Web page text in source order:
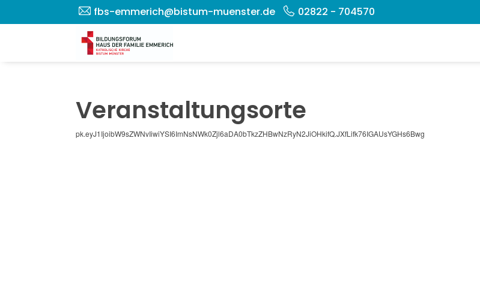
fbs-emmerich@bistum-muenster.de 02822 - 704570
Veranstaltungsorte
pk.eyJ1IjoibW9sZWNvIiwiYSI6ImNsNWk0Zjl6aDA0bTkzZHBwNzRyN2JiOHkifQ.JXfLifk76IGAUsYGHs6Bwg